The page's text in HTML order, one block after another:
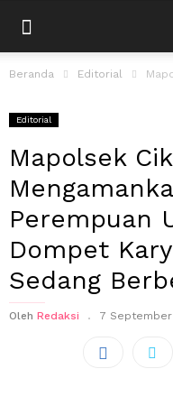
Beranda Editorial Mapolsek
Editorial
Mapolsek
Perempuan
Dompet
Sedang
Oleh Redaksi 7 September